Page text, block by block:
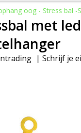
oog - Stress bal -
met
| Schrijf je